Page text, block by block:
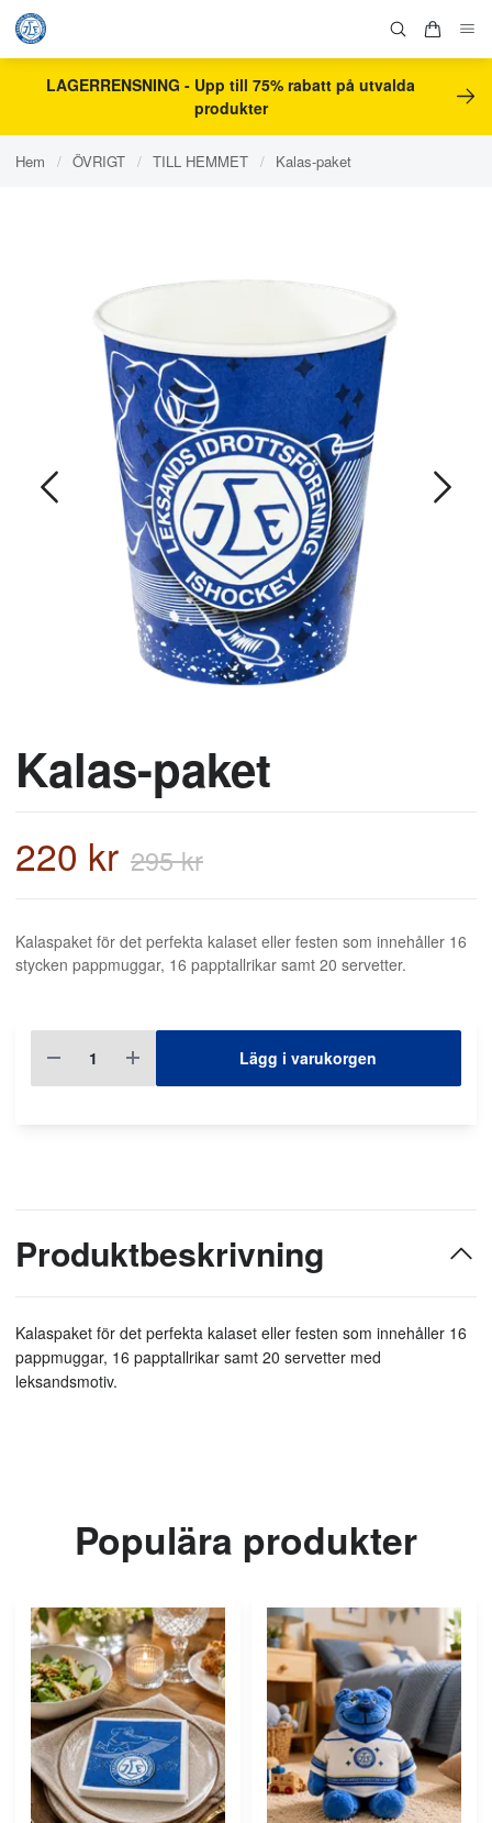
LAGERRENSNING - Upp till 75% rabatt på utvalda
produkter
Hem / ÖVRIGT / TILL HEMMET / Kalas-paket
Kalas-paket
220 kr 295 kr
Kalaspaket för det perfekta kalaset eller festen som innehåller 16
stycken pappmuggar, 16 papptallrikar samt 20 servetter.
Lägg i varukorgen
Produktbeskrivning
Kalaspaket för det perfekta kalaset eller festen som innehåller 16
pappmuggar, 16 papptallrikar samt 20 servetter med
leksandsmotiv.
Populära produkter